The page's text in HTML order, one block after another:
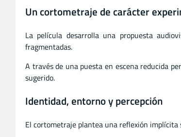
Un cortometraje de carácter
La película desarrolla una propuesta
fragmentadas.
A través de una puesta en escena reducida
sugerido.
Identidad, entorno y percepción
El cortometraje plantea una reflexión implícita